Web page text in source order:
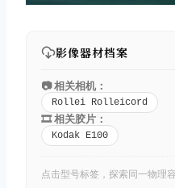
影像器材档案
📷 相关相机：
Rollei Rolleicord
🎞️ 相关胶片：
Kodak E100
点击型号标签，探索同一物理